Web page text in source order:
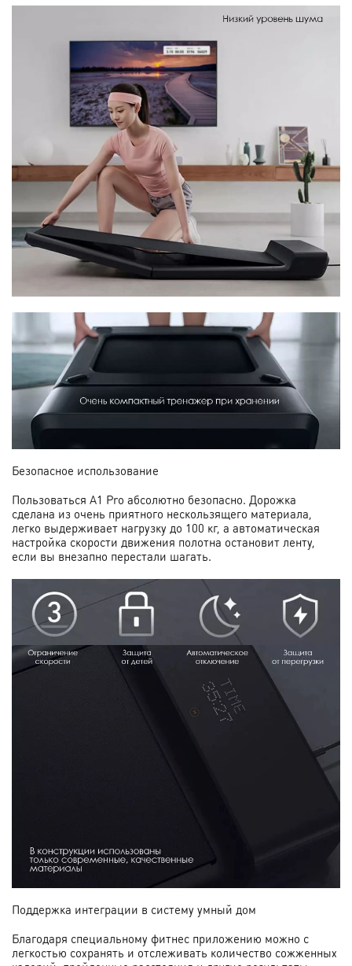
Безопасное использование
Пользоваться A1 Pro абсолютно безопасно. Дорожка
сделана из очень приятного нескользящего материала,
легко выдерживает нагрузку до 100 кг, а автоматическая
настройка скорости движения полотна остановит ленту,
если вы внезапно перестали шагать.
Поддержка интеграции в систему умный дом
Благодаря специальному фитнес приложению можно с
легкостью сохранять и отслеживать количество сожженных